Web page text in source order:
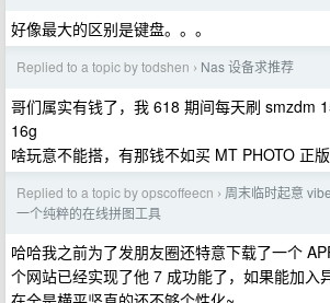
好像最大的区别是键盘。。。
Replied to a topic by todshen › Nas 设备求推荐
哥们属实有钱了，我 618 期间每天刷 smzdm
16g
啥玩意不能搭，有那钱不如买 MT PHOTO 正
Replied to a topic by opscoffeecn › 周末临时起意
一个纯粹的在线拼图工具
哈哈我之前为了发朋友圈还特意下载了一个
个网站已经实现了他 7 成功能了，如果能加入